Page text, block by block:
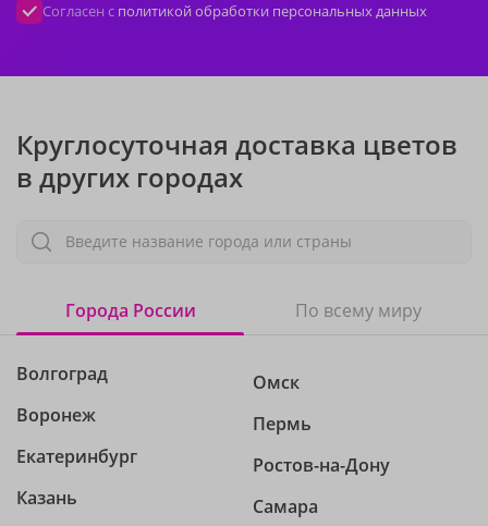
Согласен с политикой обработки персональных данных
Круглосуточная доставка цветов
в других городах
Введите название города или страны
Города России По всему миру
Волгоград
Воронеж
Екатеринбург
Казань
Омск
Пермь
Ростов-на-Дону
Самара